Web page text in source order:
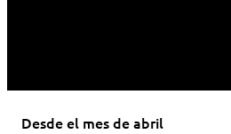
Desde el mes de abril